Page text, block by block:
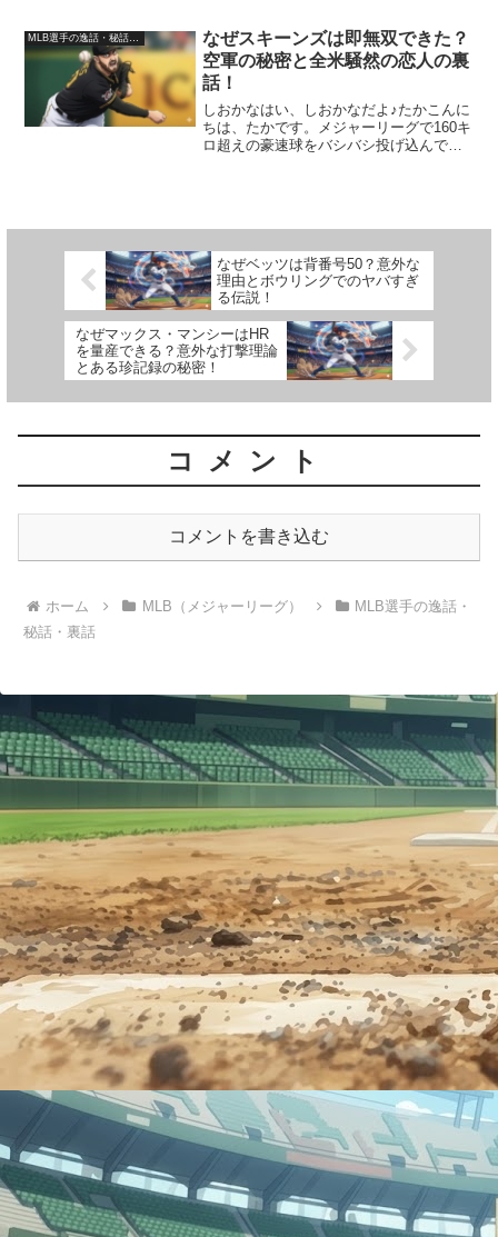
やり取りの雑学！普段の生活で、「あ
れ？なんでメジャーリーグ...
なぜスキーンズは即無双できた？
空軍の秘密と全米騒然の恋人の裏
話！
しおかなはい、しおかなだよ♪たかこんに
ちは、たかです。メジャーリーグで160キ
ロ超えの豪速球をバシバシ投げ込んで、
なぜベッツは背番号50？意外な
理由とボウリングでのヤバすぎ
る伝説！
なぜマックス・マンシーはHR
を量産できる？意外な打撃理論
とある珍記録の秘密！
コメント
コメントを書き込む
ホーム MLB（メジャーリーグ）
MLB選手の逸話・
秘話・裏話